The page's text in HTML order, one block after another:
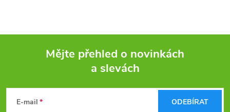
Mějte přehled o novinkách
a slevách
E-mail ODEBÍRAT